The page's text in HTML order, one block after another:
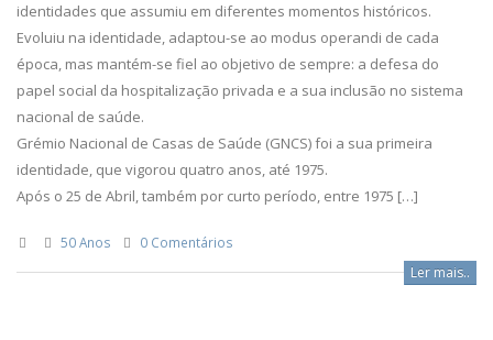
identidades que assumiu em diferentes momentos históricos.
Evoluiu na identidade, adaptou-se ao modus operandi de cada
época, mas mantém-se fiel ao objetivo de sempre: a defesa do
papel social da hospitalização privada e a sua inclusão no sistema
nacional de saúde.
Grémio Nacional de Casas de Saúde (GNCS) foi a sua primeira
identidade, que vigorou quatro anos, até 1975.
Após o 25 de Abril, também por curto período, entre 1975 […]
50 Anos 0 Comentários
Ler mais..